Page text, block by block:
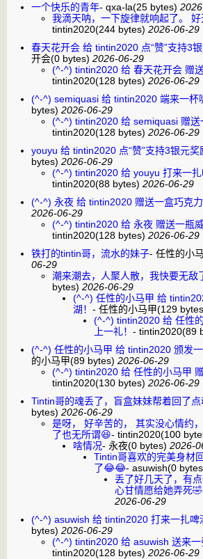
一个快乐的青年- qxa-la(25 bytes)
我滴天呐，一下旋律就响起了。
tintin2020(244 bytes) 2026-06-29
春天花开会 给 tintin2020 点“赞”支持3银
开会(0 bytes) 2026-06-29
(^-^) tintin2020 给 春天花开会 赠送
tintin2020(128 bytes) 2026-06-29
(^-^) semiquasi 给 tintin2020 端来一杯
bytes) 2026-06-29
(^-^) tintin2020 给 semiquasi 赠送
tintin2020(128 bytes) 2026-06-29
youyu 给 tintin2020 点“赞”支持3银元奖
bytes) 2026-06-29
(^-^) tintin2020 给 youyu 打来一扎
tintin2020(88 bytes) 2026-06-29
(^-^) 永夜 给 tintin2020 赠送一盒巧克力
2026-06-29
(^-^) tintin2020 给 永夜 赠送一瓶威
tintin2020(128 bytes) 2026-06-29
铁打的tintin哥，流水的妹子- 任性的小
06-29
潮来潮去，人聚人散，我快要无敌
bytes) 2026-06-29
(^-^) 任性的小马甲 给
湖！ - 任性的小马甲(129
(^-^) tintin2020 给 任性
上一礼！ - tintin2020(89
(^-^) 任性的小马甲 给 tintin2020 颁发一
的小马甲(89 bytes) 2026-06-29
(^-^) tintin2020 给 任性的小马甲 赠
tintin2020(130 bytes) 2026-06-29
Tintin哥的魂丢了，盲盒妹妹帮着回了
bytes) 2026-06-29
是呀， 好辛苦的， 其实没心情约
了也无所谓😆- tintin2020(100
啥情况- 永夜(0 bytes) 2026-
Tintin哥喜欢的完美身材
了😂😂- asuwish(0
丢了好几天了，有
心甘情愿给她弄死🤣
2026-06-29
(^-^) asuwish 给 tintin2020 打来一扎啤
bytes) 2026-06-29
(^-^) tintin2020 给 asuwish 送来一
tintin2020(128 bytes) 2026-06-29